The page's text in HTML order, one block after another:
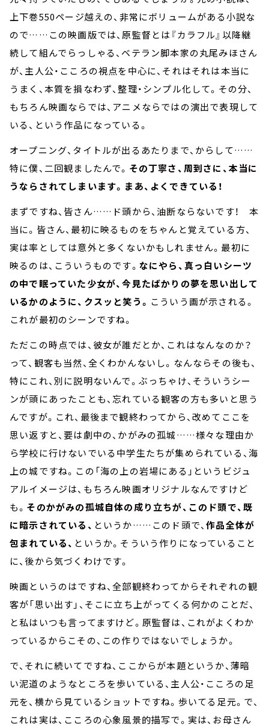
上下巻550ページ越えの、非常にボリュームがある小説な
ので……この映画版では、原監督とは『カラフル』以降継
続して組んでらっしゃる、ベテラン脚本家の丸尾みほさん
が、主人公・こころの視点を中心に、それはそれは本当に
うまく、本質を損なわず、整理・シンプル化して。その分、
もちろん映画ならでは、アニメならではの演出で表現して
いる、という作品になっている。
オープニング、タイトルが出るあたりまで、からして……
特に僕、二回観ましたんで。 その丁寧さ、周到さに、本当に
うならされてしまいます。まあ、よくできている！
まずですね、皆さん……ド頭から、油断ならないです！ 本
当に。皆さん、最初に映るものをちゃんと覚えている方、
実は率としては意外と多くないかもしれません。最初に
映るのは、こういうものです。 なにやら、真っ白いシーツ
の中で眠っていた少女が、今見たばかりの夢を思い出して
いるかのように、クスッと笑う。 こういう画が示される。
これが最初のシーンですね。
ただこの時点では、彼女が誰だとか、これはなんなのか？
って、観客も当然、全くわかんないし。なんならその後も、
特にこれ、別に説明ないんで。ぶっちゃけ、そういうシー
ンが頭にあったことも、忘れている観客の方も多いと思う
んですが。これ、最後まで観終わってから、改めてここを
思い返すと、要は劇中の、かがみの孤城……様々な理由か
ら学校に行けないでいる中学生たちが集められている、海
上の城ですね。この「海の上の岩場にある」というビジュ
アルイメージは、もちろん映画オリジナルなんですけど
も。 そのかがみの孤城自体の成り立ちが、このド頭で、既
に暗示されている、 というか……このド頭で、作品全体が
包まれている、 というか。そういう作りになっていること
に、後から気づくわけです。
映画というのはですね、全部観終わってからそれぞれの観
客が「思い出す」、そこに立ち上がってくる何かのことだ、
と私はいつも言ってますけど。原監督は、これがよくわか
っているからこその、この作りではないでしょうか。
で、それに続いてですね、ここからが本題というか、薄暗
い泥道のようなところを歩いている、主人公・こころの足
元を、横から見ているショットですね。歩いてる足元。で、
これは実は、こころの心象風景的描写で。実は、お母さん